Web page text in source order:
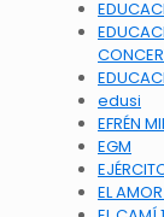
edusi
EFRÉN
EGM
EL